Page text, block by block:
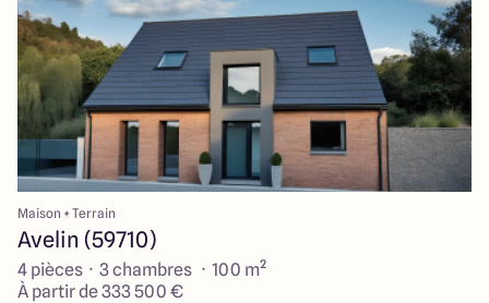
Maison + Terrain
Avelin (59710)
4 pièces · 3 chambres · 100 m²
À partir de 333 500 €